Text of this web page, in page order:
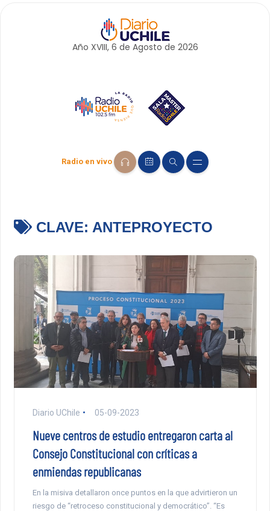
Año XVIII, 6 de Agosto de 2026
Radio en vivo
CLAVE: ANTEPROYECTO
Diario UChile 05-09-2023
Nueve centros de estudio entregaron carta al
Consejo Constitucional con críticas a
enmiendas republicanas
En la misiva detallaron once puntos en la que advirtieron un
riesgo de “retroceso constitucional y democrático”. “Es